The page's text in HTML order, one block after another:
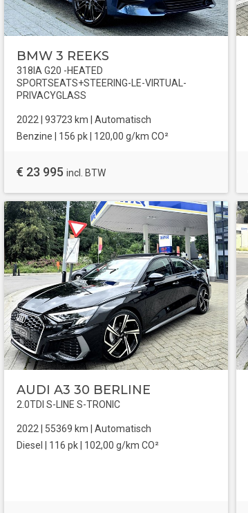
BMW 3 REEKS
318IA G20 -HEATED
SPORTSEATS+STEERING-LE-VIRTUAL-
PRIVACYGLASS
2022 | 93723 km | Automatisch
Benzine | 156 pk | 120,00 g/km CO²
€ 23 995 incl. BTW
AUDI A3 30 BERLINE
2.0TDI S-LINE S-TRONIC
2022 | 55369 km | Automatisch
Diesel | 116 pk | 102,00 g/km CO²